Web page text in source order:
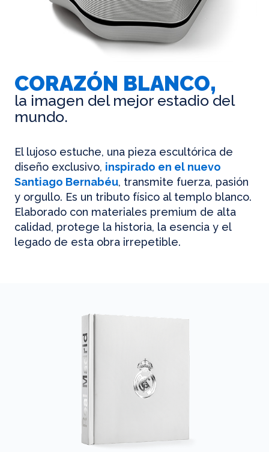
CORAZÓN BLANCO,
la imagen del mejor estadio del
mundo.
El lujoso estuche, una pieza escultórica de
diseño exclusivo, inspirado en el nuevo
Santiago Bernabéu, transmite fuerza, pasión
y orgullo. Es un tributo físico al templo blanco.
Elaborado con materiales premium de alta
calidad, protege la historia, la esencia y el
legado de esta obra irrepetible.